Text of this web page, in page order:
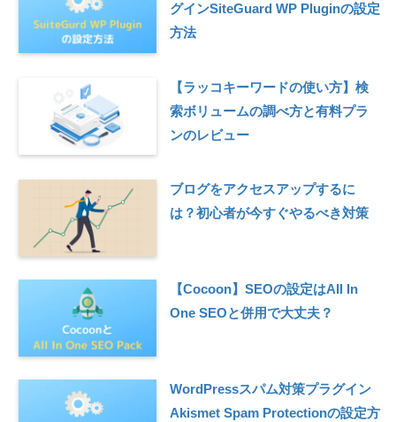
グインSiteGuard WP Pluginの設定
方法
【ラッコキーワードの使い方】検
索ボリュームの調べ方と有料プラ
ンのレビュー
ブログをアクセスアップするに
は？初心者が今すぐやるべき対策
【Cocoon】SEOの設定はAll In
One SEOと併用で大丈夫？
WordPressスパム対策プラグイン
Akismet Spam Protectionの設定方